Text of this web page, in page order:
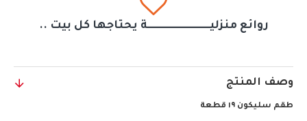
روائع منزليــــــــــــــــــــــــــــــة يحتاجها كل بيت ..
وصف المنتج
طقم سليكون ١٩ قطعة